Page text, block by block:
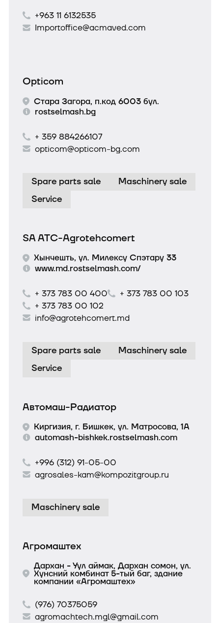
+963 11 6132535
Importoffice@acmaved.com
Opticom
Стара Загора, п.код 6003 бул.
rostselmash.bg
+ 359 884266107
opticom@opticom-bg.com
Spare parts sale
Maschinery sale
Service
SA ATC-Agrotehcomert
Хынчешть, ул. Милексу Спэтару 33
www.md.rostselmash.com/
+ 373 783 00 400
+ 373 783 00 103
+ 373 783 00 102
info@agrotehcomert.md
Spare parts sale
Maschinery sale
Service
Автомаш-Радиатор
Киргизия, г. Бишкек, ул. Матросова, 1А
automash-bishkek.rostselmash.com
+996 (312) 91-05-00
agrosales-kam@kompozitgroup.ru
Maschinery sale
Агромаштех
Дархан - Уул аймак, Дархан сомон, ул.
Хунсний комбинат 5-тый баг, здание
компании «Агромаштех»
(976) 70375059
agromachtech.mgl@gmail.com